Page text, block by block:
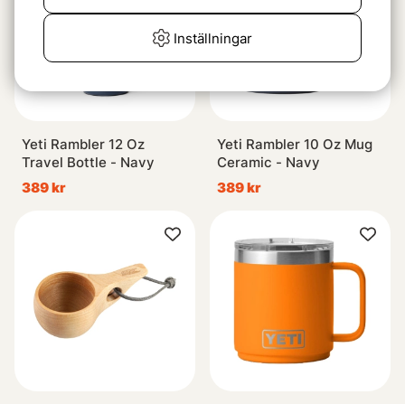
Yeti Rambler 12 Oz
Travel Bottle - Navy
389 kr
Yeti Rambler 10 Oz Mug
Ceramic - Navy
389 kr
Inställningar